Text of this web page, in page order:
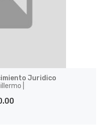
Juridico
|